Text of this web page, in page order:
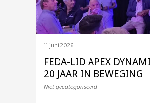
11 juni 2026
FEDA-LID APEX
20 JAAR IN BEWEGING
Niet gecategoriseerd